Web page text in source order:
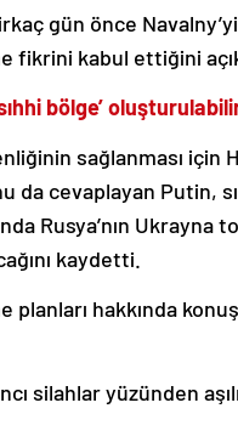
gün önce
fikrini kabul ettiğini
bölge’
sağlanması için
da cevaplayan Putin,
Rusya’nın
kaydetti.
hakkında
silahlar yüzünden